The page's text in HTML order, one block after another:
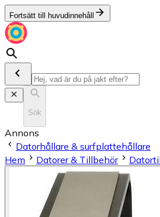
Fortsätt till huvudinnehåll
Sök
Annons
Datorhållare & surfplattehållare
Hem
Datorer & Tillbehör